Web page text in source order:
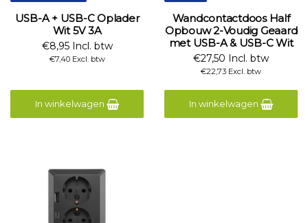
USB-A + USB-C Oplader
Wit 5V 3A
€8,95 Incl. btw
€7,40 Excl. btw
In winkelwagen
Wandcontactdoos Half
Opbouw 2-Voudig Geaard
met USB-A & USB-C Wit
€27,50 Incl. btw
€22,73 Excl. btw
In winkelwagen